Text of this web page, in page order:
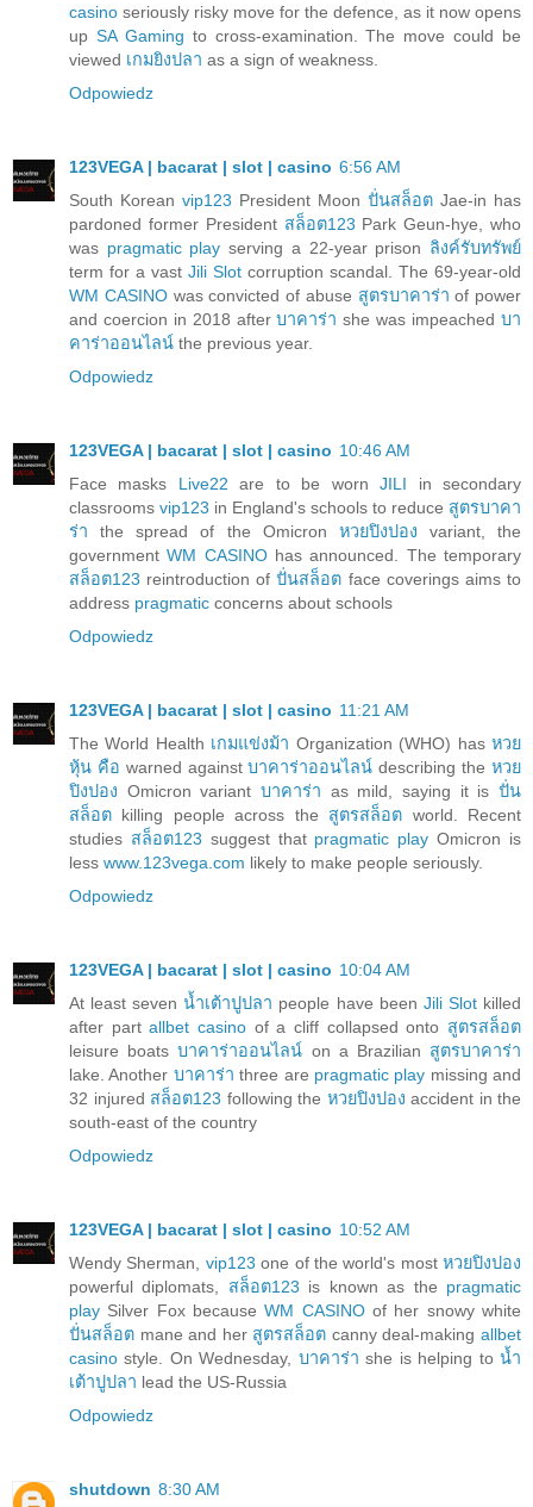
casino seriously risky move for the defence, as it now opens
up SA Gaming to cross-examination. The move could be
viewed เกมยิงปลา as a sign of weakness.
Odpowiedz
123VEGA | bacarat | slot | casino 6:56 AM
South Korean vip123 President Moon ปั่นสล็อต Jae-in has
pardoned former President สล็อต123 Park Geun-hye, who
was pragmatic play serving a 22-year prison ลิงค์รับทรัพย์
term for a vast Jili Slot corruption scandal. The 69-year-old
WM CASINOwas convicted of abuse สูตรบาคาร่า of power
and coercion in 2018 afterบาคาร่า she was impeachedบา
คาร่าออนไลน์ the previous year.
Odpowiedz
123VEGA | bacarat | slot | casino 10:46 AM
Face masks Live22 are to be wornJILI in secondary
classrooms vip123 in England's schools to reduce สูตรบาคา
ร่า the spread of the Omicron หวยปิงปอง variant, the
governmentWM CASINOhas announced. The temporary
สล็อต123 reintroduction ofปั่นสล็อต face coverings aims to
address pragmatic concerns about schools
Odpowiedz
123VEGA | bacarat | slot | casino 11:21 AM
The World Health เกมแข่งม้า Organization (WHO) hasหวย
หุ้น คือ warned againstบาคาร่าออนไลน์ describing theหวย
ปิงปอง Omicron variant บาคาร่า as mild, saying it is ปั่น
สล็อต killing people across the สูตรสล็อต world. Recent
studies สล็อต123 suggest that pragmatic play Omicron is
less www.123vega.com likely to make people seriously.
Odpowiedz
123VEGA | bacarat | slot | casino 10:04 AM
At least sevenน้ำเต้าปูปลา people have been Jili Slotkilled
after partallbet casino of a cliff collapsed onto สูตรสล็อต
leisure boatsบาคาร่าออนไลน์ on a Brazilian สูตรบาคาร่า
lake. Another บาคาร่า three are pragmatic play missing and
32 injured สล็อต123 following the หวยปิงปอง accident in the
south-east of the country
Odpowiedz
123VEGA | bacarat | slot | casino 10:52 AM
Wendy Sherman, vip123 one of the world's most หวยปิงปอง
powerful diplomats, สล็อต123 is known as the pragmatic
play Silver Fox becauseWM CASINOof her snowy white
ปั่นสล็อต mane and her สูตรสล็อต canny deal-makingallbet
casino style. On Wednesday, บาคาร่า she is helping toน้ำ
เต้าปูปลา lead the US-Russia
Odpowiedz
shutdown 8:30 AM